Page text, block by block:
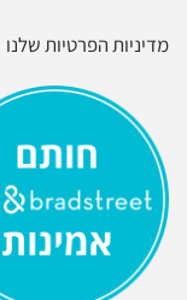
מדיניות הפרטיות שלנו